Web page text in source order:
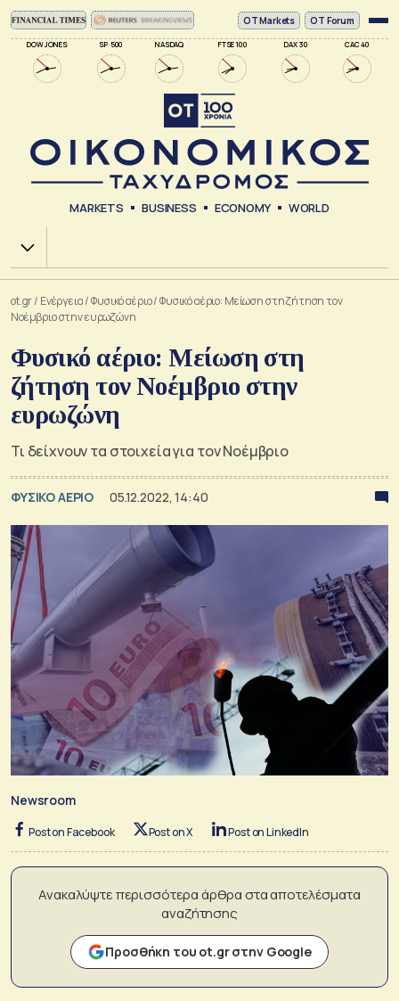
DOW JONES SP 500 NASDAQ FTSE 100 DAX 30 CAC 40
ΟΤ Markets OT Forum
MARKETS BUSINESS ECONOMY WORLD
Χ.Α.
ot.gr/ Ενέργεια/Φυσικό αέριο/Φυσικό αέριο: Μείωση στη ζήτηση τον
Νοέμβριο στην ευρωζώνη
Φυσικό αέριο: Μείωση στη
ζήτηση τον Νοέμβριο στην
ευρωζώνη
Τι δείχνουν τα στοιχεία για τον Νοέμβριο
ΦΥΣΙΚΟ ΑΕΡΙΟ 05.12.2022, 14:40
Newsroom
Post on Facebook Post on X Post on LinkedIn
Ανακαλύψτε περισσότερα άρθρα στα αποτελέσματα
αναζήτησης
Προσθήκη του ot.gr στην Google